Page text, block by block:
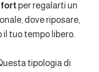
per regalarti un
dove riposare,
il tuo tempo libero.
tipologia di